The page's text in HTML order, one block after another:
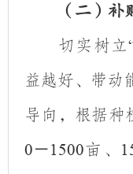
（二）补
切实树立
益越好、带动
导向，根据种
0－1500亩、